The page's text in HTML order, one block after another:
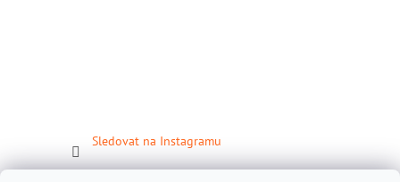
Sledovat na Instagramu